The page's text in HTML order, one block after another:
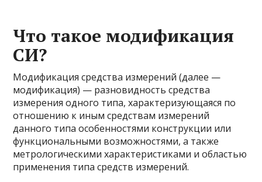
Что такое модификация
СИ?
Модификация средства измерений (далее —
модификация) — разновидность средства
измерения одного типа, характеризующаяся по
отношению к иным средствам измерений
данного типа особенностями конструкции или
функциональными возможностями, а также
метрологическими характеристиками и областью
применения типа средств измерений.